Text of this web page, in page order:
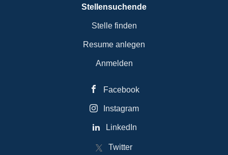
Stellensuchende
Stelle finden
Resume anlegen
Anmelden
Facebook
Instagram
LinkedIn
Twitter